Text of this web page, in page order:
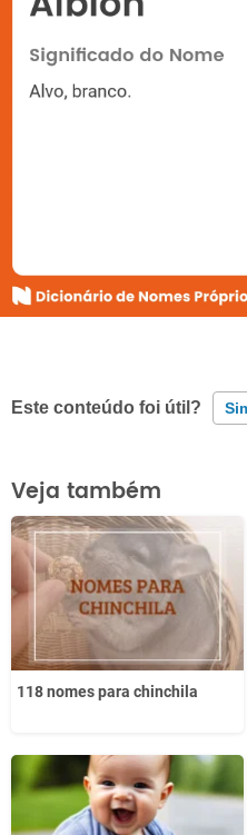
Este conteúdo foi útil?
Este conteúdo contém
Este conteúdo não tem a
Outro
Veja também
118 nomes para chinchila